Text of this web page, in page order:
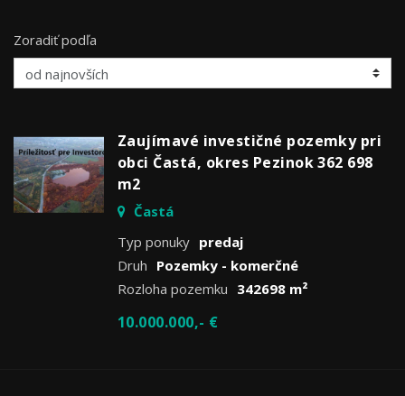
Zoradiť podľa
Zaujímavé investičné pozemky pri
obci Častá, okres Pezinok 362 698
m2
Častá
Typ ponuky predaj
Druh Pozemky - komerčné
Rozloha pozemku 342698 m²
10.000.000,- €